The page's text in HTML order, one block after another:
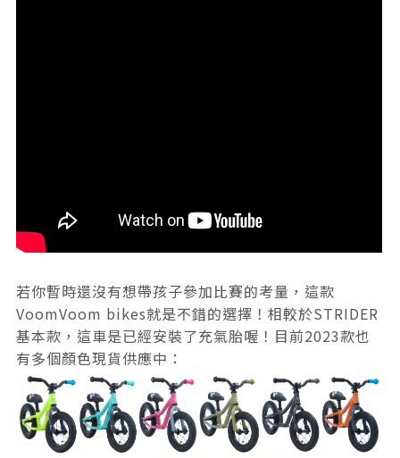
若你暫時還沒有想帶孩子參加比賽的考量，這款
VoomVoom bikes就是不錯的選擇！相較於STRIDER
基本款，這車是已經安裝了充氣胎喔！目前2023款也
有多個顏色現貨供應中：